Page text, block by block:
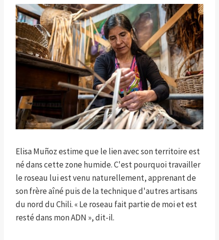
Elisa Muñoz estime que le lien avec son territoire est
né dans cette zone humide. C'est pourquoi travailler
le roseau lui est venu naturellement, apprenant de
son frère aîné puis de la technique d'autres artisans
du nord du Chili. « Le roseau fait partie de moi et est
resté dans mon ADN », dit-il.